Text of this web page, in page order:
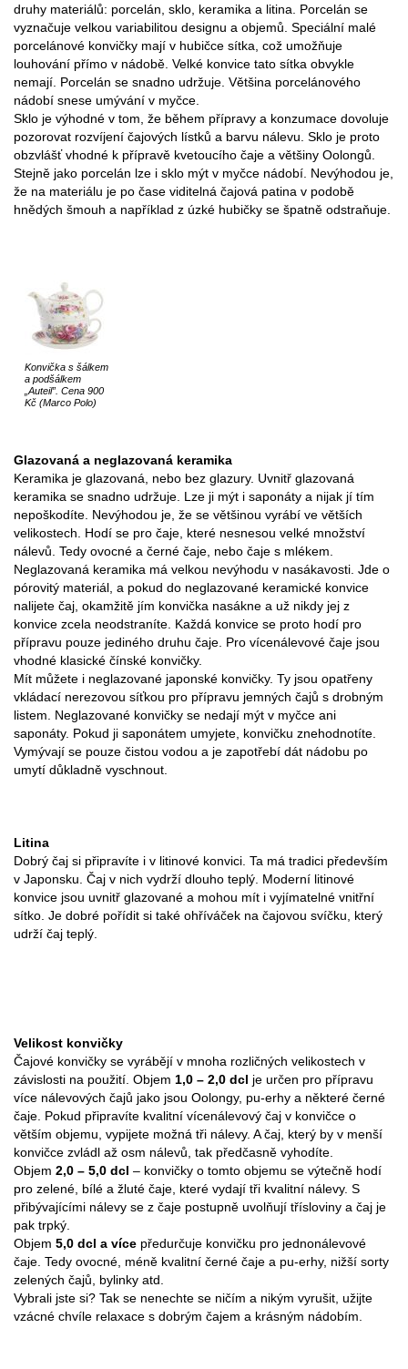
druhy materiálů: porcelán, sklo, keramika a litina. Porcelán se
vyznačuje velkou variabilitou designu a objemů. Speciální malé
porcelánové konvičky mají v hubičce sítka, což umožňuje
louhování přímo v nádobě. Velké konvice tato sítka obvykle
nemají. Porcelán se snadno udržuje. Většina porcelánového
nádobí snese umývání v myčce.
Sklo je výhodné v tom, že během přípravy a konzumace dovoluje
pozorovat rozvíjení čajových lístků a barvu nálevu. Sklo je proto
obzvlášť vhodné k přípravě kvetoucího čaje a většiny Oolongů.
Stejně jako porcelán lze i sklo mýt v myčce nádobí. Nevýhodou je,
že na materiálu je po čase viditelná čajová patina v podobě
hnědých šmouh a například z úzké hubičky se špatně odstraňuje.
Konvička s šálkem
a podšálkem
„Auteil”. Cena 900
Kč (Marco Polo)
Glazovaná a neglazovaná keramika
Keramika je glazovaná, nebo bez glazury. Uvnitř glazovaná
keramika se snadno udržuje. Lze ji mýt i saponáty a nijak jí tím
nepoškodíte. Nevýhodou je, že se většinou vyrábí ve větších
velikostech. Hodí se pro čaje, které nesnesou velké množství
nálevů. Tedy ovocné a černé čaje, nebo čaje s mlékem.
Neglazovaná keramika má velkou nevýhodu v nasákavosti. Jde o
pórovitý materiál, a pokud do neglazované keramické konvice
nalijete čaj, okamžitě jím konvička nasákne a už nikdy jej z
konvice zcela neodstraníte. Každá konvice se proto hodí pro
přípravu pouze jediného druhu čaje. Pro vícenálevové čaje jsou
vhodné klasické čínské konvičky.
Mít můžete i neglazované japonské konvičky. Ty jsou opatřeny
vkládací nerezovou síťkou pro přípravu jemných čajů s drobným
listem. Neglazované konvičky se nedají mýt v myčce ani
saponáty. Pokud ji saponátem umyjete, konvičku znehodnotíte.
Vymývají se pouze čistou vodou a je zapotřebí dát nádobu po
umytí důkladně vyschnout.
Litina
Dobrý čaj si připravíte i v litinové konvici. Ta má tradici především
v Japonsku. Čaj v nich vydrží dlouho teplý. Moderní litinové
konvice jsou uvnitř glazované a mohou mít i vyjímatelné vnitřní
sítko. Je dobré pořídit si také ohříváček na čajovou svíčku, který
udrží čaj teplý.
Velikost konvičky
Čajové konvičky se vyrábějí v mnoha rozličných velikostech v
závislosti na použití. Objem 1,0 – 2,0 dcl je určen pro přípravu
více nálevových čajů jako jsou Oolongy, pu-erhy a některé černé
čaje. Pokud připravíte kvalitní vícenálevový čaj v konvičce o
větším objemu, vypijete možná tři nálevy. A čaj, který by v menší
konvičce zvládl až osm nálevů, tak předčasně vyhodíte.
Objem 2,0 – 5,0 dcl – konvičky o tomto objemu se výtečně hodí
pro zelené, bílé a žluté čaje, které vydají tři kvalitní nálevy. S
přibývajícími nálevy se z čaje postupně uvolňují třísloviny a čaj je
pak trpký.
Objem 5,0 dcl a více předurčuje konvičku pro jednonálevové
čaje. Tedy ovocné, méně kvalitní černé čaje a pu-erhy, nižší sorty
zelených čajů, bylinky atd.
Vybrali jste si? Tak se nenechte se ničím a nikým vyrušit, užijte
vzácné chvíle relaxace s dobrým čajem a krásným nádobím.